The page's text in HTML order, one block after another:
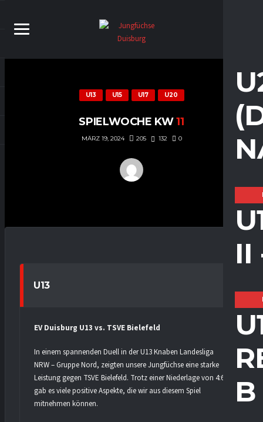
II
B
U13 U15 U17 U20
SPIELWOCHE KW11
MÄRZ 19, 2024 205 132 0
U13
EV Duisburg U13 vs. TSVE Bielefeld
In einem spannenden Duell in der U13 Knaben Landesliga
NRW – Gruppe Nord, zeigten unsere Jungfüchse eine starke
Leistung gegen TSVE Bielefeld. Trotz einer Niederlage von 4:6,
gab es viele positive Aspekte, die wir aus diesem Spiel
mitnehmen können.